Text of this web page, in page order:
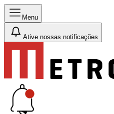
Menu
Ative nossas notificações